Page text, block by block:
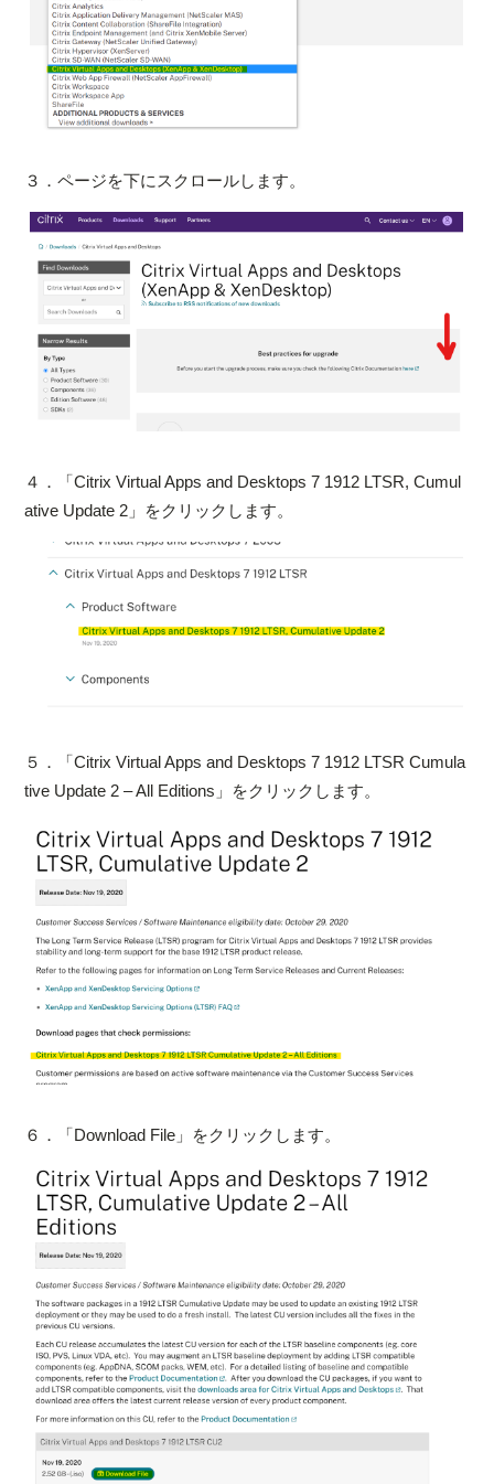
３．ページを下にスクロールします。
４．「Citrix Virtual Apps and Desktops 7 1912 LTSR, Cumul
ative Update 2」をクリックします。
５．「Citrix Virtual Apps and Desktops 7 1912 LTSR Cumula
tive Update 2 – All Editions」をクリックします。
６．「Download File」をクリックします。